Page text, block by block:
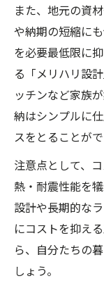
また、地元の資
や納期の短縮に
を必要最低限に
る「メリハリ設
ッチンなど家族
納はシンプルに
スをとることがで
注意点として、
熱・耐震性能を
設計や長期的な
にコストを抑え
ら、自分たちの
しょう。